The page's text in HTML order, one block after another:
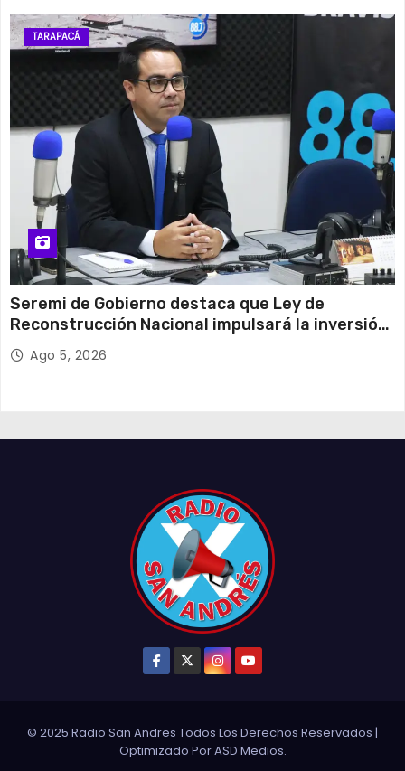
TARAPACÁ
Seremi de Gobierno destaca que Ley de
Reconstrucción Nacional impulsará la inversión
y el empleo en Tarapacá
Ago 5, 2026
© 2025 Radio San Andres Todos Los Derechos Reservados |
Optimizado PorASD Medios.